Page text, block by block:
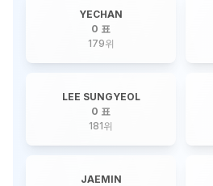
YECHAN
0 표
179위
LEE SUNGYEOL
0 표
181위
JAEMIN